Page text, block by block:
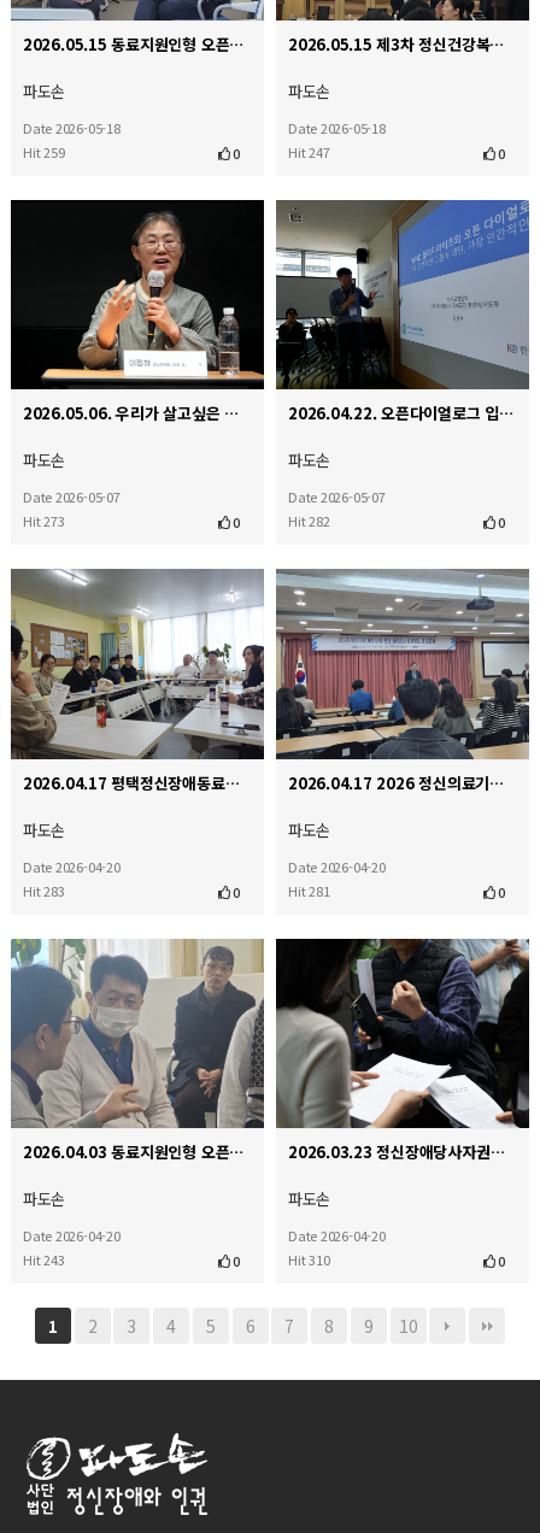
2026.05.15 동료지원인형 오픈다이얼로그 인터비전
파도손
Date 2026-05-18
Hit 259
0
2026.05.15 제3차 정신건강복지기본계획, 국민의 삶을 바꾸는 효과적인 실행을 기대하며 국회 정책 토론…
파도손
Date 2026-05-18
Hit 247
0
2026.05.06. 우리가 살고싶은 세상 정신장애인 마을에서 함께 살다
파도손
Date 2026-05-07
Hit 273
0
2026.04.22. 오픈다이얼로그 입문 워크숍
파도손
Date 2026-05-07
Hit 282
0
2026.04.17 평택정신장애동료지원센터 내방
파도손
Date 2026-04-20
Hit 283
0
2026.04.17 2026 정신의료기관 시설 환경 실태조사 결과발표 및 토론회
파도손
Date 2026-04-20
Hit 281
0
2026.04.03 동료지원인형 오픈다이얼로그 인터비전
파도손
Date 2026-04-20
Hit 243
0
2026.03.23 정신장애당사자권익연대 국가인권위원회앞 기자회견
파도손
Date 2026-04-20
Hit 310
0
1 2 3 4 5 6 7 8 9 10